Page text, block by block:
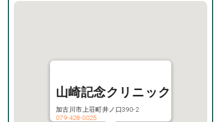
山崎記念クリニック
加古川市上荘町井ノ口390-2
079-428-0025